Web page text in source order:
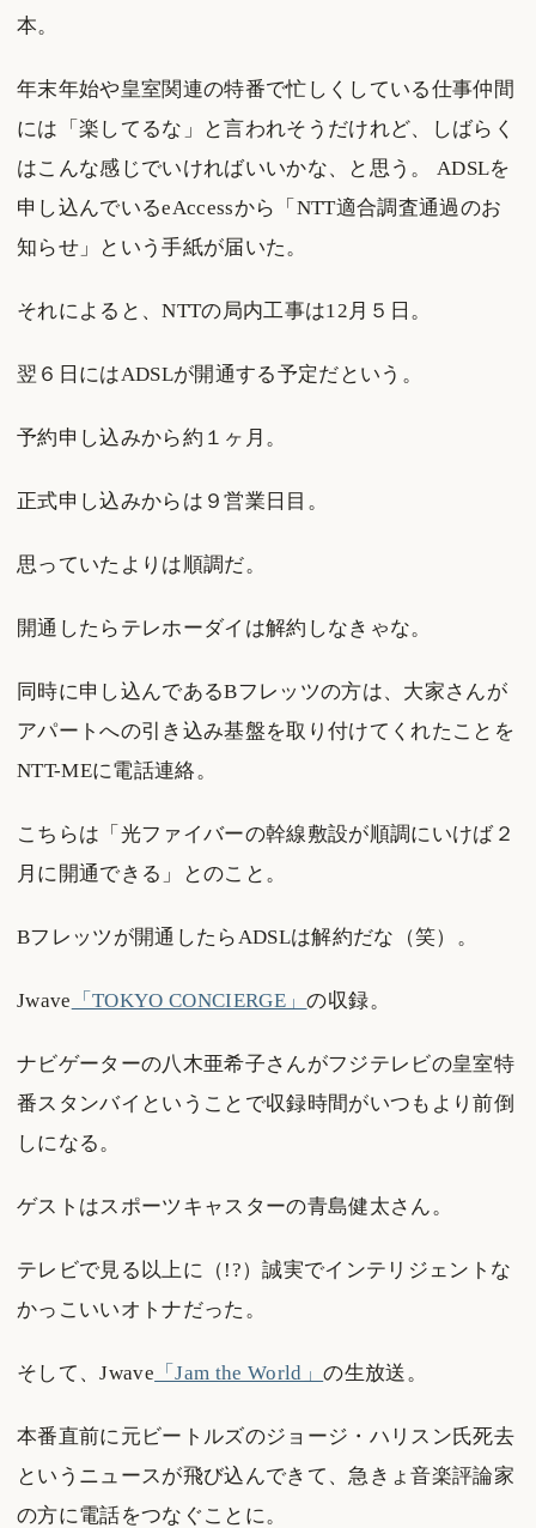
本。
年末年始や皇室関連の特番で忙しくしている仕事仲間
には「楽してるな」と言われそうだけれど、しばらく
はこんな感じでいければいいかな、と思う。 ADSLを
申し込んでいるeAccessから「NTT適合調査通過のお
知らせ」という手紙が届いた。
それによると、NTTの局内工事は12月５日。
翌６日にはADSLが開通する予定だという。
予約申し込みから約１ヶ月。
正式申し込みからは９営業日目。
思っていたよりは順調だ。
開通したらテレホーダイは解約しなきゃな。
同時に申し込んであるBフレッツの方は、大家さんが
アパートへの引き込み基盤を取り付けてくれたことを
NTT-MEに電話連絡。
こちらは「光ファイバーの幹線敷設が順調にいけば２
月に開通できる」とのこと。
Bフレッツが開通したらADSLは解約だな（笑）。
Jwave 「TOKYO CONCIERGE」の収録。
ナビゲーターの八木亜希子さんがフジテレビの皇室特
番スタンバイということで収録時間がいつもより前倒
しになる。
ゲストはスポーツキャスターの青島健太さん。
テレビで見る以上に（!?）誠実でインテリジェントな
かっこいいオトナだった。
そして、Jwave 「Jam the World」の生放送。
本番直前に元ビートルズのジョージ・ハリスン氏死去
というニュースが飛び込んできて、急きょ音楽評論家
の方に電話をつなぐことに。